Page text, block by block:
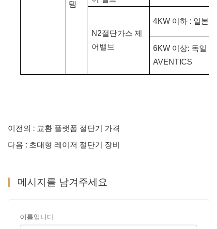
템
N2절단가스 제
어밸브
4KW 이하 : 일본
6KW 이상: 독일
AVENTICS
이전의 : 교환 플랫폼 절단기 가격
다음 : 초대형 레이저 절단기 장비
메시지를 남겨주세요
이름입니다